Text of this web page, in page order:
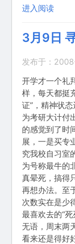
进入阅读
3月9日
发布于：
开学才一个礼
样，每天都挺
证”，精神状
为考研大计付
的感觉到了时
展，一是买专
究我校自习室
为号称最牛的
真晕死，搞得
再想办法。至
次数实在是少
最喜欢去的“
无语，周末两
看来还是得好